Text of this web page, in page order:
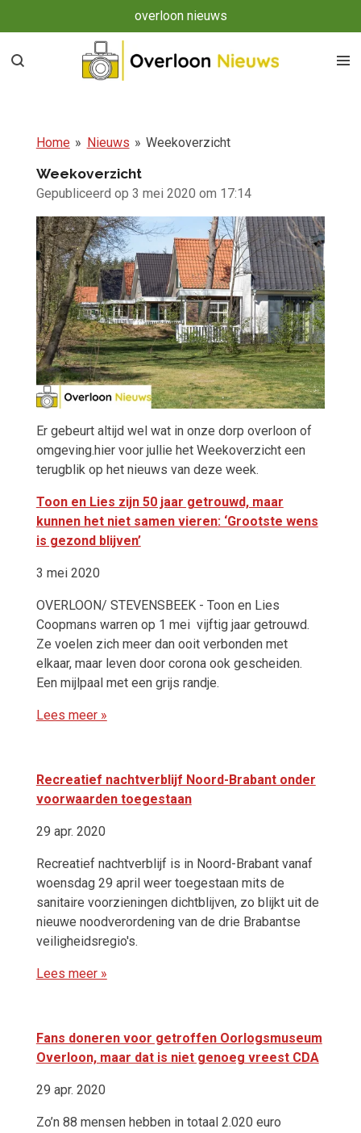
direct
naar
overloon nieuws
Home » Nieuws » Weekoverzicht
Weekoverzicht
Gepubliceerd op 3 mei 2020 om 17:14
Er gebeurt altijd wel wat in onze dorp overloon of
omgeving.hier voor jullie het Weekoverzicht een
terugblik op het nieuws van deze week.
Toon en Lies zijn 50 jaar getrouwd, maar
kunnen het niet samen vieren: ‘Grootste wens
is gezond blijven’
3 mei 2020
OVERLOON/ STEVENSBEEK - Toon en Lies
Coopmans warren op 1 mei vijftig jaar getrouwd.
Ze voelen zich meer dan ooit verbonden met
elkaar, maar leven door corona ook gescheiden.
Een mijlpaal met een grijs randje.
Lees meer »
Recreatief nachtverblijf Noord-Brabant onder
voorwaarden toegestaan
29 apr. 2020
Recreatief nachtverblijf is in Noord-Brabant vanaf
woensdag 29 april weer toegestaan mits de
sanitaire voorzieningen dichtblijven, zo blijkt uit de
nieuwe noodverordening van de drie Brabantse
veiligheidsregio's.
Lees meer »
Fans doneren voor getroffen Oorlogsmuseum
Overloon, maar dat is niet genoeg vreest CDA
29 apr. 2020
Zo’n 88 mensen hebben in totaal 2.020 euro